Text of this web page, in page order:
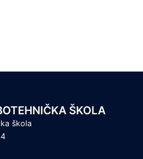
ŠKOLA
škola